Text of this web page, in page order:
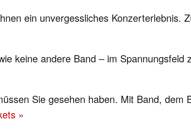
ein unvergessliches Konzerterlebnis.
keine andere Band – im
Sie gesehen haben. Mit Band,
»